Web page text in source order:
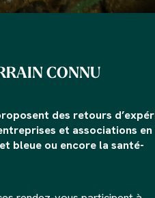
CONNU
des retours
et associations
bleue ou encore la santé-